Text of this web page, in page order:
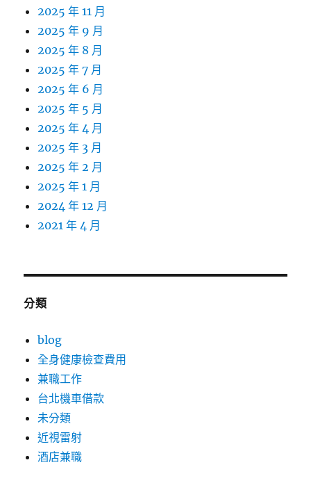
2025 年 11 月
2025 年 9 月
2025 年 8 月
2025 年 7 月
2025 年 6 月
2025 年 5 月
2025 年 4 月
2025 年 3 月
2025 年 2 月
2025 年 1 月
2024 年 12 月
2021 年 4 月
分類
blog
全身健康檢查費用
兼職工作
台北機車借款
未分類
近視雷射
酒店兼職